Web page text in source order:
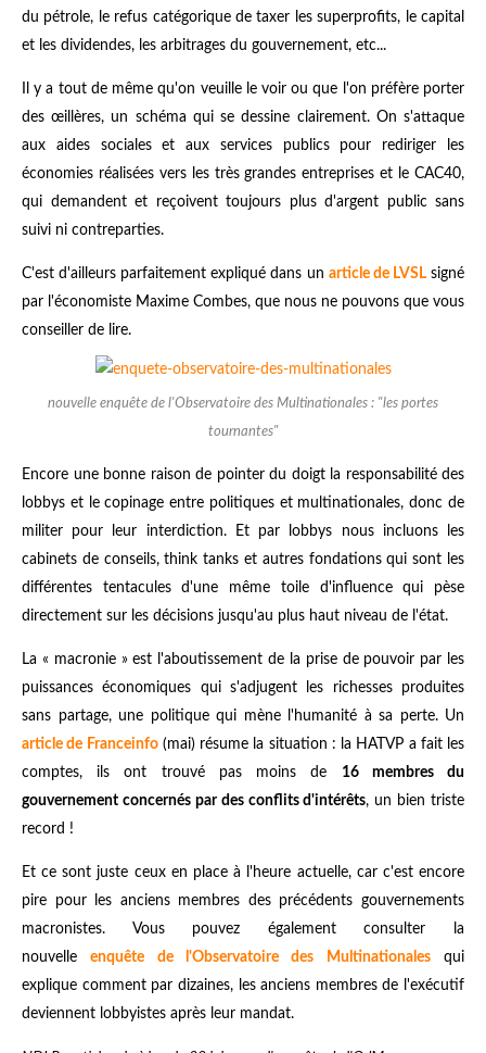
du pétrole, le refus catégorique de taxer les superprofits, le capital
et les dividendes, les arbitrages du gouvernement, etc...
Il y a tout de même qu'on veuille le voir ou que l'on préfère porter
des œillères, un schéma qui se dessine clairement. On s'attaque
aux aides sociales et aux services publics pour rediriger les
économies réalisées vers les très grandes entreprises et le CAC40,
qui demandent et reçoivent toujours plus d'argent public sans
suivi ni contreparties.
C'est d'ailleurs parfaitement expliqué dans un article de LVSLsigné
par l'économiste Maxime Combes, que nous ne pouvons que vous
conseiller de lire.
nouvelle enquête de l'Observatoire des Multinationales : "les portes
tournantes"
Encore une bonne raison de pointer du doigt la responsabilité des
lobbys et le copinage entre politiques et multinationales, donc de
militer pour leur interdiction. Et par lobbys nous incluons les
cabinets de conseils, think tanks et autres fondations qui sont les
différentes tentacules d'une même toile d'influence qui pèse
directement sur les décisions jusqu'au plus haut niveau de l'état.
La « macronie » est l'aboutissement de la prise de pouvoir par les
puissances économiques qui s'adjugent les richesses produites
sans partage, une politique qui mène l'humanité à sa perte. Un
article de Franceinfo(mai) résume la situation : la HATVP a fait les
comptes, ils ont trouvé pas moins de
16 membres du
gouvernement concernés par des conflits d'intérêts, un bien triste
record !
Et ce sont juste ceux en place à l'heure actuelle, car c'est encore
pire pour les anciens membres des précédents gouvernements
macronistes. Vous pouvez également consulter la
nouvelleenquête de l'Observatoire des Multinationalesqui
explique comment par dizaines, les anciens membres de l'exécutif
deviennent lobbyistes après leur mandat.